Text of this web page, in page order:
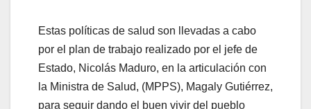
Loss?
3 Top Probiotics for Weight Loss – Benefits,
Side Effects and Results
5 Ways to Increase Weight Loss on Wegovy
6 Fall Habits That Fueled Chrissy Metz Weight
Estas políticas de salud son llevadas a cabo
por el plan de trabajo realizado por el jefe de
Estado, Nicolás Maduro, en la articulación con
la Ministra de Salud, (MPPS), Magaly Gutiérrez,
para seguir dando el buen vivir del pueblo